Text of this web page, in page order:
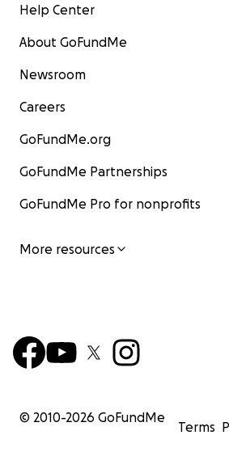
Help Center
About GoFundMe
Newsroom
Careers
GoFundMe.org
GoFundMe Partnerships
GoFundMe Pro for nonprofits
More resources
© 2010-2026 GoFundMe
Terms